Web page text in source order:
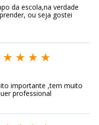
da escola,na verdade
ou seja gostei
importante ,tem muito
professional